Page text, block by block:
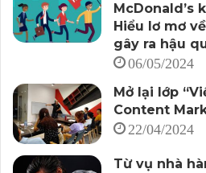
McDonald’s
Hiểu lơ mơ
gây ra hậu
06/05/2024
Mở lại lớp
Content
22/04/2024
Từ vụ nhà